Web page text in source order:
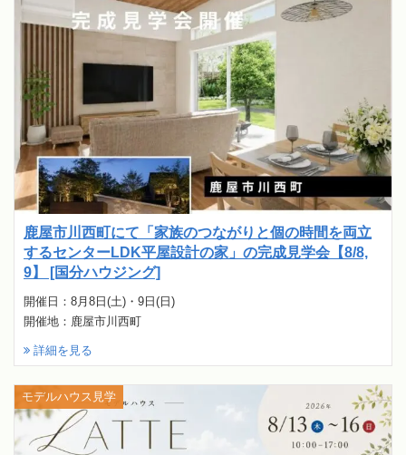
鹿屋市川西町にて「家族のつながりと個の時間を両立
するセンターLDK平屋設計の家」の完成見学会【8/8,
9】 [国分ハウジング]
開催日：8月8日(土)・9日(日)
開催地：鹿屋市川西町
詳細を見る
モデルハウス見学